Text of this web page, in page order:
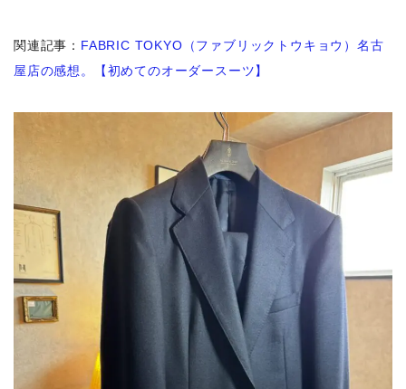
関連記事： FABRIC TOKYO（ファブリックトウキョウ）名古
屋店の感想。【初めてのオーダースーツ】